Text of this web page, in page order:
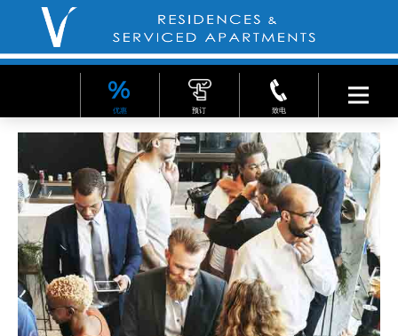
优惠 预订 致电